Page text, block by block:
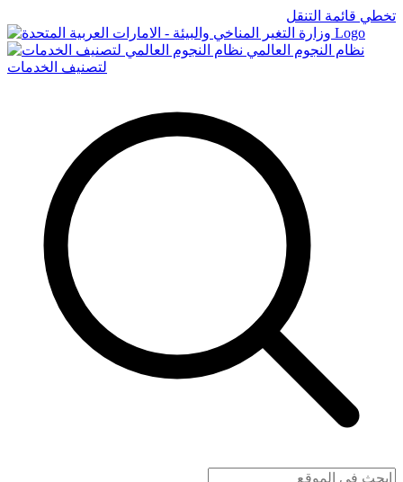
تخطي قائمة التنقل
Logo
نظام النجوم العالمي
لتصنيف الخدمات